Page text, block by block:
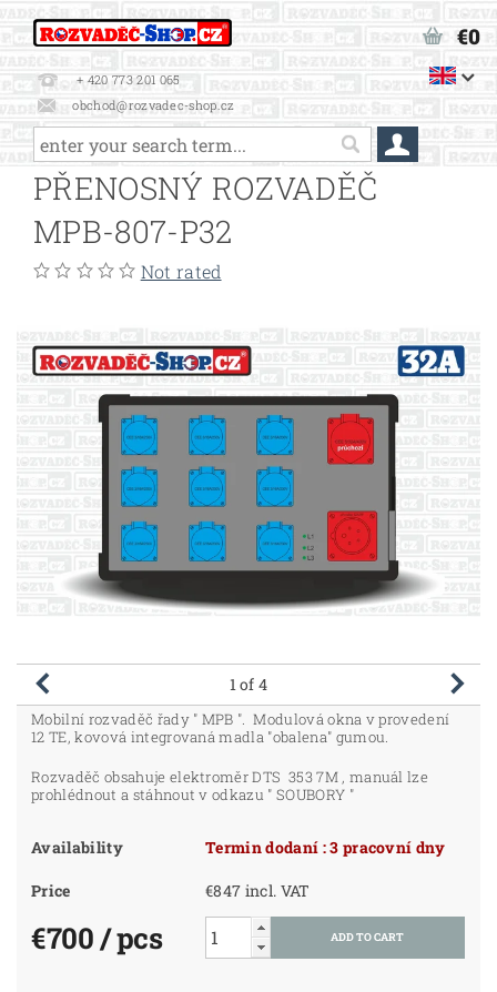
+ 420 773 201 065
obchod@rozvadec-shop.cz
€0
PŘENOSNÝ ROZVADĚČ
MPB-807-P32
Not rated
1of 4
Mobilní rozvaděč řady " MPB ". Modulová okna v provedení
12 TE, kovová integrovaná madla "obalena" gumou.
Rozvaděč obsahuje elektroměr DTS 353 7M , manuál lze
prohlédnout a stáhnout v odkazu " SOUBORY "
Availability Termin dodaní : 3 pracovní dny
Price €847 incl. VAT
€700/ pcs